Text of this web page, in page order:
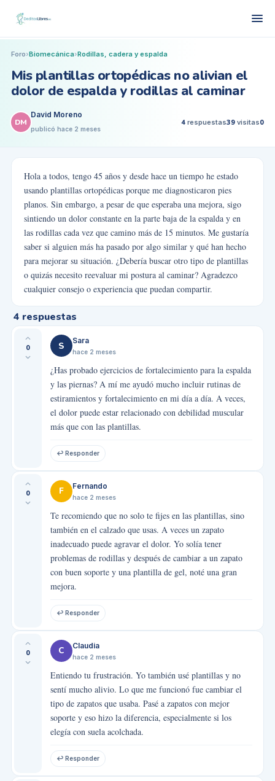
Foro›Biomecánica›Rodillas, cadera y espalda
Mis plantillas ortopédicas no alivian el
dolor de espalda y rodillas al caminar
DM
David Moreno
publicó hace 2 meses
4 respuestas39 visitas0
Hola a todos, tengo 45 años y desde hace un tiempo he estado
usando plantillas ortopédicas porque me diagnosticaron pies
planos. Sin embargo, a pesar de que esperaba una mejora, sigo
sintiendo un dolor constante en la parte baja de la espalda y en
las rodillas cada vez que camino más de 15 minutos. Me gustaría
saber si alguien más ha pasado por algo similar y qué han hecho
para mejorar su situación. ¿Debería buscar otro tipo de plantillas
o quizás necesito reevaluar mi postura al caminar? Agradezco
cualquier consejo o experiencia que puedan compartir.
4 respuestas
0 S Sara
hace 2 meses
¿Has probado ejercicios de fortalecimiento para la espalda
y las piernas? A mí me ayudó mucho incluir rutinas de
estiramientos y fortalecimiento en mi día a día. A veces,
el dolor puede estar relacionado con debilidad muscular
más que con las plantillas.
↩ Responder
0 F Fernando
hace 2 meses
Te recomiendo que no solo te fijes en las plantillas, sino
también en el calzado que usas. A veces un zapato
inadecuado puede agravar el dolor. Yo solía tener
problemas de rodillas y después de cambiar a un zapato
con buen soporte y una plantilla de gel, noté una gran
mejora.
↩ Responder
0 C Claudia
hace 2 meses
Entiendo tu frustración. Yo también usé plantillas y no
sentí mucho alivio. Lo que me funcionó fue cambiar el
tipo de zapatos que usaba. Pasé a zapatos con mejor
soporte y eso hizo la diferencia, especialmente si los
elegía con suela acolchada.
↩ Responder